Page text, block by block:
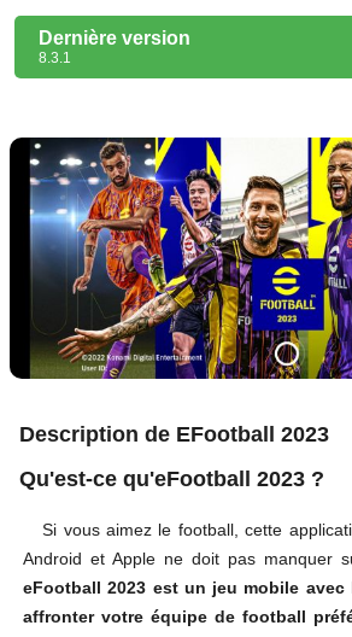
Dernière version
8.3.1
Description de EFootball 2023
Qu'est-ce qu'eFootball 2023 ?
Si vous aimez le football, cette
Android et Apple ne doit pas manquer
eFootball 2023 est un jeu mobile
affronter votre équipe de football